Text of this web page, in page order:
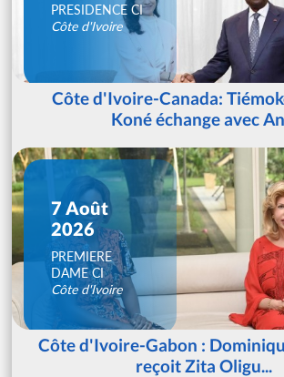
PRESIDENCE CI
Côte d'Ivoire
Côte d'Ivoire-Canada:
Koné échange avec
7 Août
2026
PREMIERE
DAME CI
Côte d'Ivoire
Côte d'Ivoire-Gabon :
reçoit Zita Oligu...